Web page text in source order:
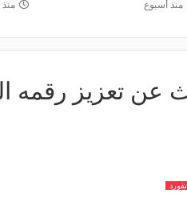
منذ أسبوع
عن تعزيز رقمه